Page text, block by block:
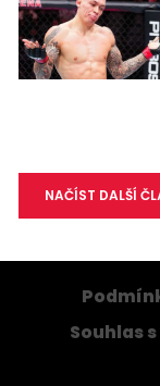
NAČÍST DALŠÍ
Souhlas